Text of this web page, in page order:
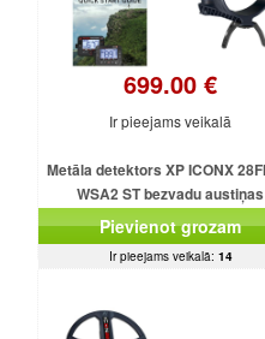
699.00 €
Ir pieejams veikalā
Metāla detektors XP ICONX
WSA2 ST bezvadu austiņas
Pievienot grozam
Ir pieejams veikalā: 14